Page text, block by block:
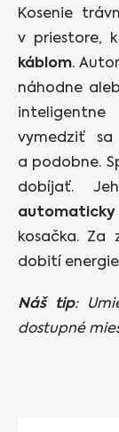
Kosenie
v priestore,
káblom.
náhodne
inteligentne
vymedziť
a podobne.
dobíjať.
automaticky
kosačka. Za
dobití
Náš tip:
dostupné